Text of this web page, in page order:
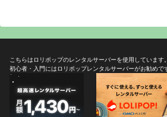
こちらはロリポップのレンタルサーバーを使用しています。
初心者・入門にはロリポップレンタルサーバーがお勧めで